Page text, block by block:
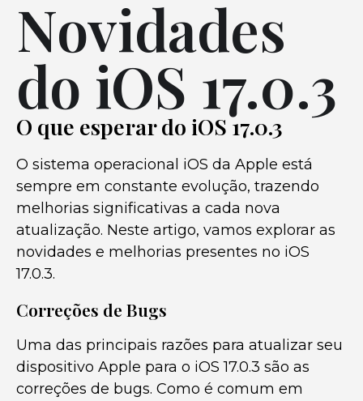
Novidades
do iOS 17.0.3
O que esperar do iOS 17.0.3
O sistema operacional iOS da Apple está
sempre em constante evolução, trazendo
melhorias significativas a cada nova
atualização. Neste artigo, vamos explorar as
novidades e melhorias presentes no iOS
17.0.3.
Correções de Bugs
Uma das principais razões para atualizar seu
dispositivo Apple para o iOS 17.0.3 são as
correções de bugs. Como é comum em